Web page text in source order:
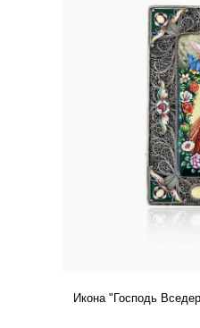
Икона "Господь